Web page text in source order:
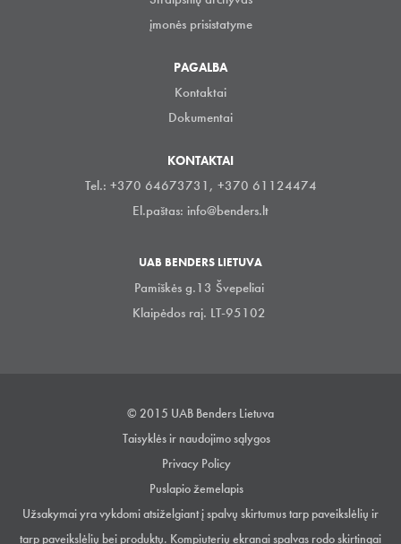
įmonės prisistatyme
PAGALBA
Kontaktai
Dokumentai
KONTAKTAI
Tel.: +370 64673731, +370 61124474
El.paštas: info@benders.lt
UAB BENDERS LIETUVA
Pamiškės g.13 Švepeliai
Klaipėdos raj. LT-95102
© 2015 UAB Benders Lietuva
Taisyklės ir naudojimo sąlygos
Privacy Policy
Puslapio žemelapis
Užsakymai yra vykdomi atsiželgiant į spalvų skirtumus tarp paveikslėlių ir
tarp paveikslėlių bei produktų. Kompiuterių ekranai spalvas rodo skirtingai